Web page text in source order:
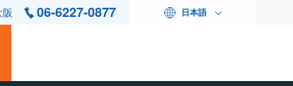
阪 06-6227-0877 日本語